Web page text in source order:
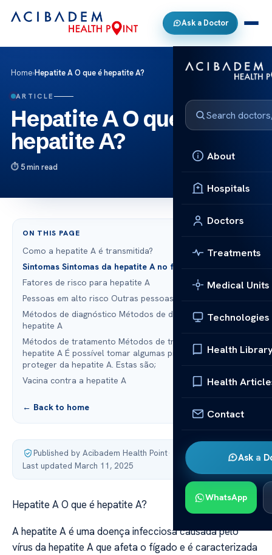
Ask a Doctor
About
Hospitals
Doctors
Treatments
Medical Units
Technologies
Health
Health
Contact
Ask a
WhatsApp
Home›Hepatite A O que é hepatite A?
ARTICLE
Hepatite A O que é
hepatite A?
5 min read
ON THIS PAGE
Como a hepatite A é transmitida?
Sintomas Sintomas da hepatite A no fígado
Fatores de risco para hepatite A
Pessoas em alto risco Outras pessoas:
Métodos de diagnóstico Métodos de diagnóstico para
hepatite A
Métodos de tratamento Métodos de tratamento da
hepatite A É possível tomar algumas precauções para se
proteger da hepatite A. Estas são;
Vacina contra a hepatite A
← Back to home
Published by Acibadem Health Point·
Last updated March 11, 2025
Hepatite A O que é hepatite A?
A hepatite A é uma doença infecciosa causada pelo
vírus da hepatite A que afeta o fígado e é caracterizada